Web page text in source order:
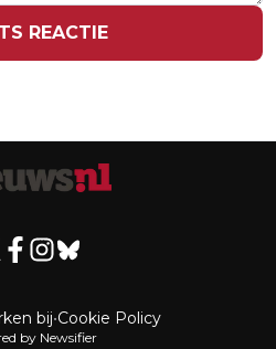
REACTIE
bij•Cookie Policy
by Newsifier